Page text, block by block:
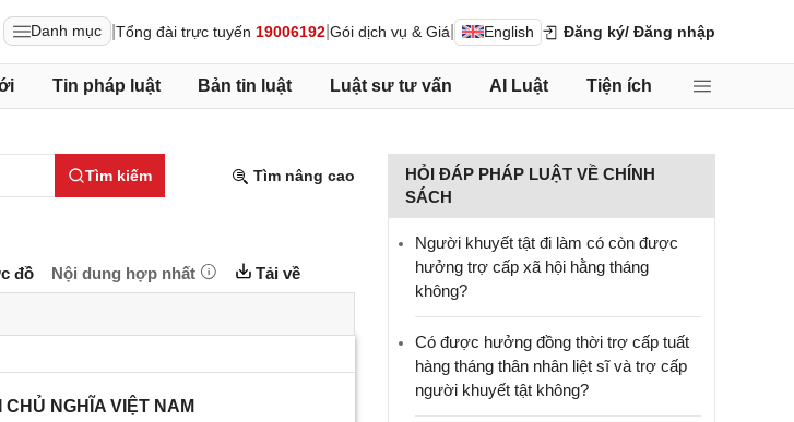
Danh mục Tổng đài trực tuyến 19006192 Gói dịch vụ & Giá English Đăng ký/ Đăng nhập
Tin pháp luật Bản tin luật Luật sư tư vấn AI Luật Tiện ích
Tìm kiếm Tìm nâng cao
đồ Nội dung hợp nhất Tải về
CHỦ NGHĨA VIỆT NAM
HỎI ĐÁP PHÁP LUẬT VỀ CHÍNH
SÁCH
Người khuyết tật đi làm có còn được
hưởng trợ cấp xã hội hằng tháng
không?
​Có được hưởng đồng thời trợ cấp tuất
hàng tháng thân nhân liệt sĩ và trợ cấp
người khuyết tật không?